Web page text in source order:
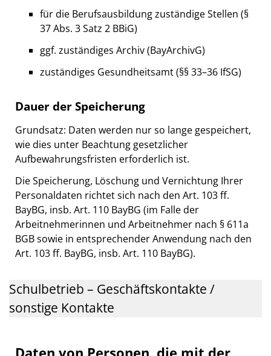
für die Berufsausbildung zuständige Stellen (§
37 Abs. 3 Satz 2 BBiG)
ggf. zuständiges Archiv (BayArchivG)
zuständiges Gesundheitsamt (§§ 33–36 IfSG)
Dauer der Speicherung
Grundsatz: Daten werden nur so lange gespeichert,
wie dies unter Beachtung gesetzlicher
Aufbewahrungsfristen erforderlich ist.
Die Speicherung, Löschung und Vernichtung Ihrer
Personaldaten richtet sich nach den Art. 103 ff.
BayBG, insb. Art. 110 BayBG (im Falle der
Arbeitnehmerinnen und Arbeitnehmer nach § 611a
BGB sowie in entsprechender Anwendung nach den
Art. 103 ff. BayBG, insb. Art. 110 BayBG).
Schulbetrieb – Geschäftskontakte /
sonstige Kontakte